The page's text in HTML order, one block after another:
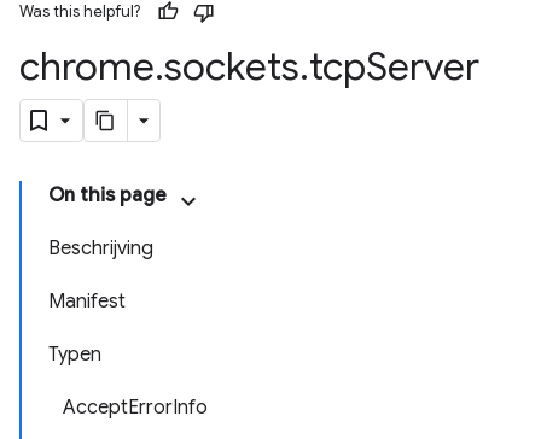
Was this helpful?
chrome.sockets.tcpServer
On this page
Beschrijving
Manifest
Typen
AcceptErrorInfo